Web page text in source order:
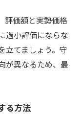
評価額と実勢価格
過小評価にならな
立てましょう。守
が異なるため、最
る方法